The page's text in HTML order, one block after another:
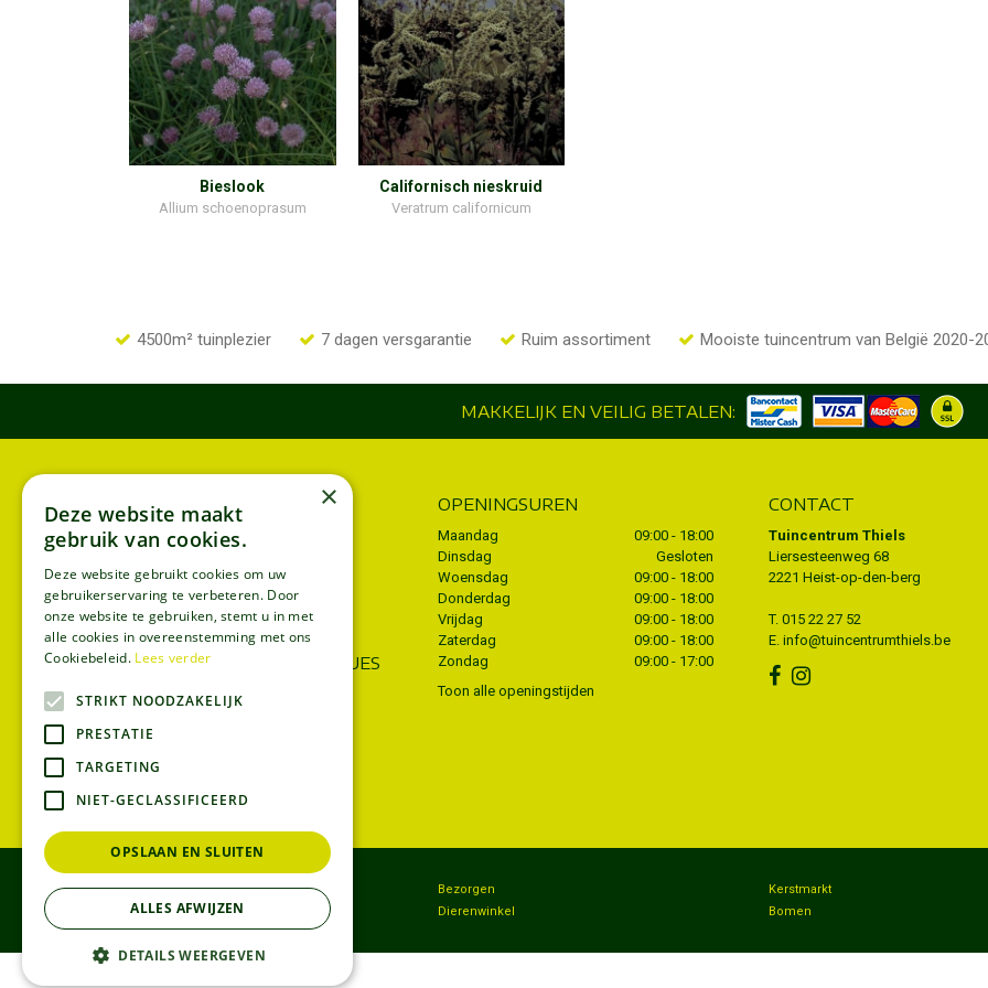
Bieslook
Allium schoenoprasum
Californisch nieskruid
Veratrum californicum
4500m² tuinplezier 7 dagen versgarantie Ruim assortiment Mooiste tuincentrum van België 2020-
MAKKELIJK EN VEILIG BETALEN:
INFORMATIE
Algemene voorwaarden
Privacy policy
Disclaimer
Bezorgen
WIJ ACCEPTEREN ECOCHEQUES
OPENINGSUREN
Maandag
09:00 - 18:00
Dinsdag
Gesloten
Woensdag
09:00 - 18:00
Donderdag
09:00 - 18:00
Vrijdag
09:00 - 18:00
Zaterdag
09:00 - 18:00
Zondag
09:00 - 17:00
Toon alle openingstijden
CONTACT
Tuincentrum Thiels
Liersesteenweg 68
2221 Heist-op-den-berg
T. 015 22 27 52
E. info@tuincentrumthiels.be
Tuincentrum
Koopzondag
Bezorgen
Dierenwinkel
Kerstmarkt
Bomen
×
Deze website maakt
gebruik van cookies.
Deze website gebruikt cookies om uw
gebruikerservaring te verbeteren. Door
onze website te gebruiken, stemt u in met
alle cookies in overeenstemming met ons
Cookiebeleid. Lees verder
STRIKT NOODZAKELIJK
PRESTATIE
TARGETING
NIET-GECLASSIFICEERD
OPSLAAN EN SLUITEN
ALLES AFWIJZEN
DETAILS WEERGEVEN